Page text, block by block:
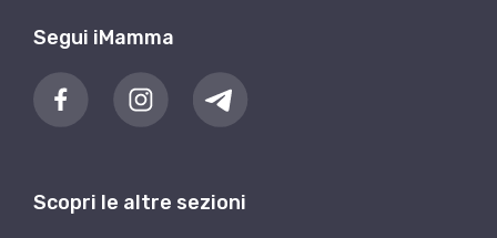
Segui iMamma
Scopri le altre sezioni